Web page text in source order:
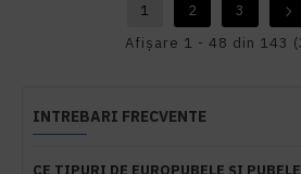
1 2
3
Afişare 1 - 48 din 143
INTREBARI FRECVENTE